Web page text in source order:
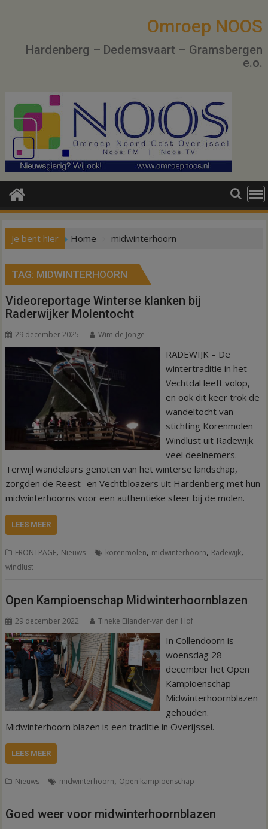
Omroep NOOS
Hardenberg – Dedemsvaart – Gramsbergen
e.o.
Je bent hier Home midwinterhoorn
TAG: MIDWINTERHOORN
Videoreportage Winterse klanken bij
Raderwijker Molentocht
29 december 2025 Wim de Jonge
RADEWIJK – De
wintertraditie in het
Vechtdal leeft volop,
en ook dit keer trok de
wandeltocht van
stichting Korenmolen
Windlust uit Radewijk
veel deelnemers.
Terwijl wandelaars genoten van het winterse landschap,
zorgden de Reest- en Vechtbloazers uit Hardenberg met hun
midwinterhoorns voor een authentieke sfeer bij de molen.
LEES MEER
FRONTPAGE, Nieuws korenmolen, midwinterhoorn, Radewijk,
windlust
Open Kampioenschap Midwinterhoornblazen
29 december 2022 Tineke Eilander-van den Hof
In Collendoorn is
woensdag 28
december het Open
Kampioenschap
Midwinterhoornblazen
gehouden.
Midwinterhoorn blazen is een traditie in Overijssel.
LEES MEER
Nieuws midwinterhoorn, Open kampioenschap
Goed weer voor midwinterhoornblazen